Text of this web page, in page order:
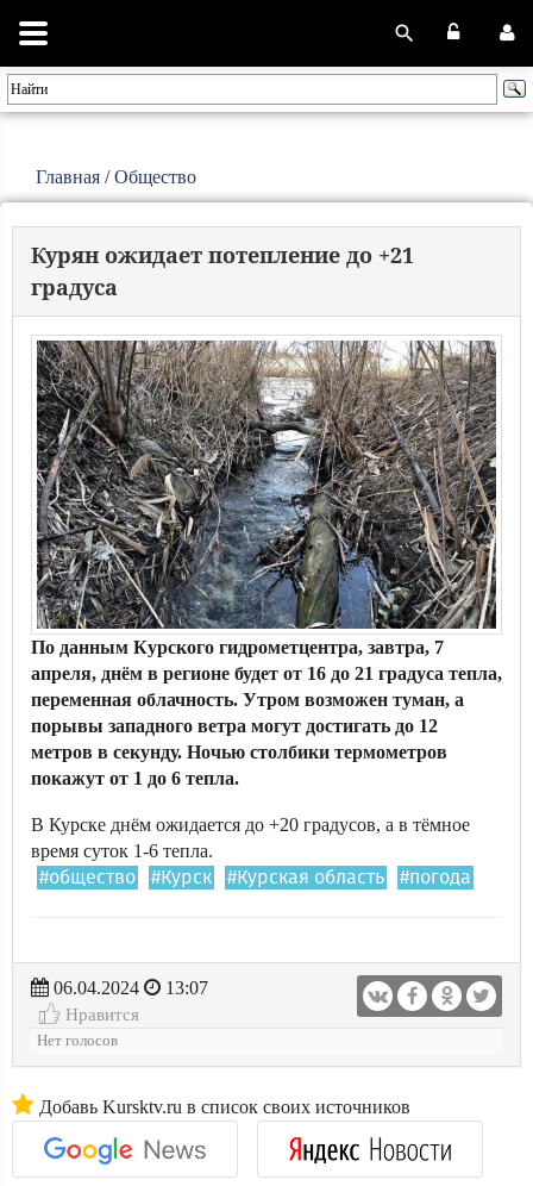
Главная /Общество
Курян ожидает потепление до +21
градуса
По данным Курского гидрометцентра, завтра, 7
апреля, днём в регионе будет от 16 до 21 градуса тепла,
переменная облачность. Утром возможен туман, а
порывы западного ветра могут достигать до 12
метров в секунду. Ночью столбики термометров
покажут от 1 до 6 тепла.
В Курске днём ожидается до +20 градусов, а в тёмное
время суток 1-6 тепла.
#общество #Курск #Курская область #погода
06.04.2024
13:07
Нравится
Нет голосов
Добавь Kursktv.ru в список своих источников